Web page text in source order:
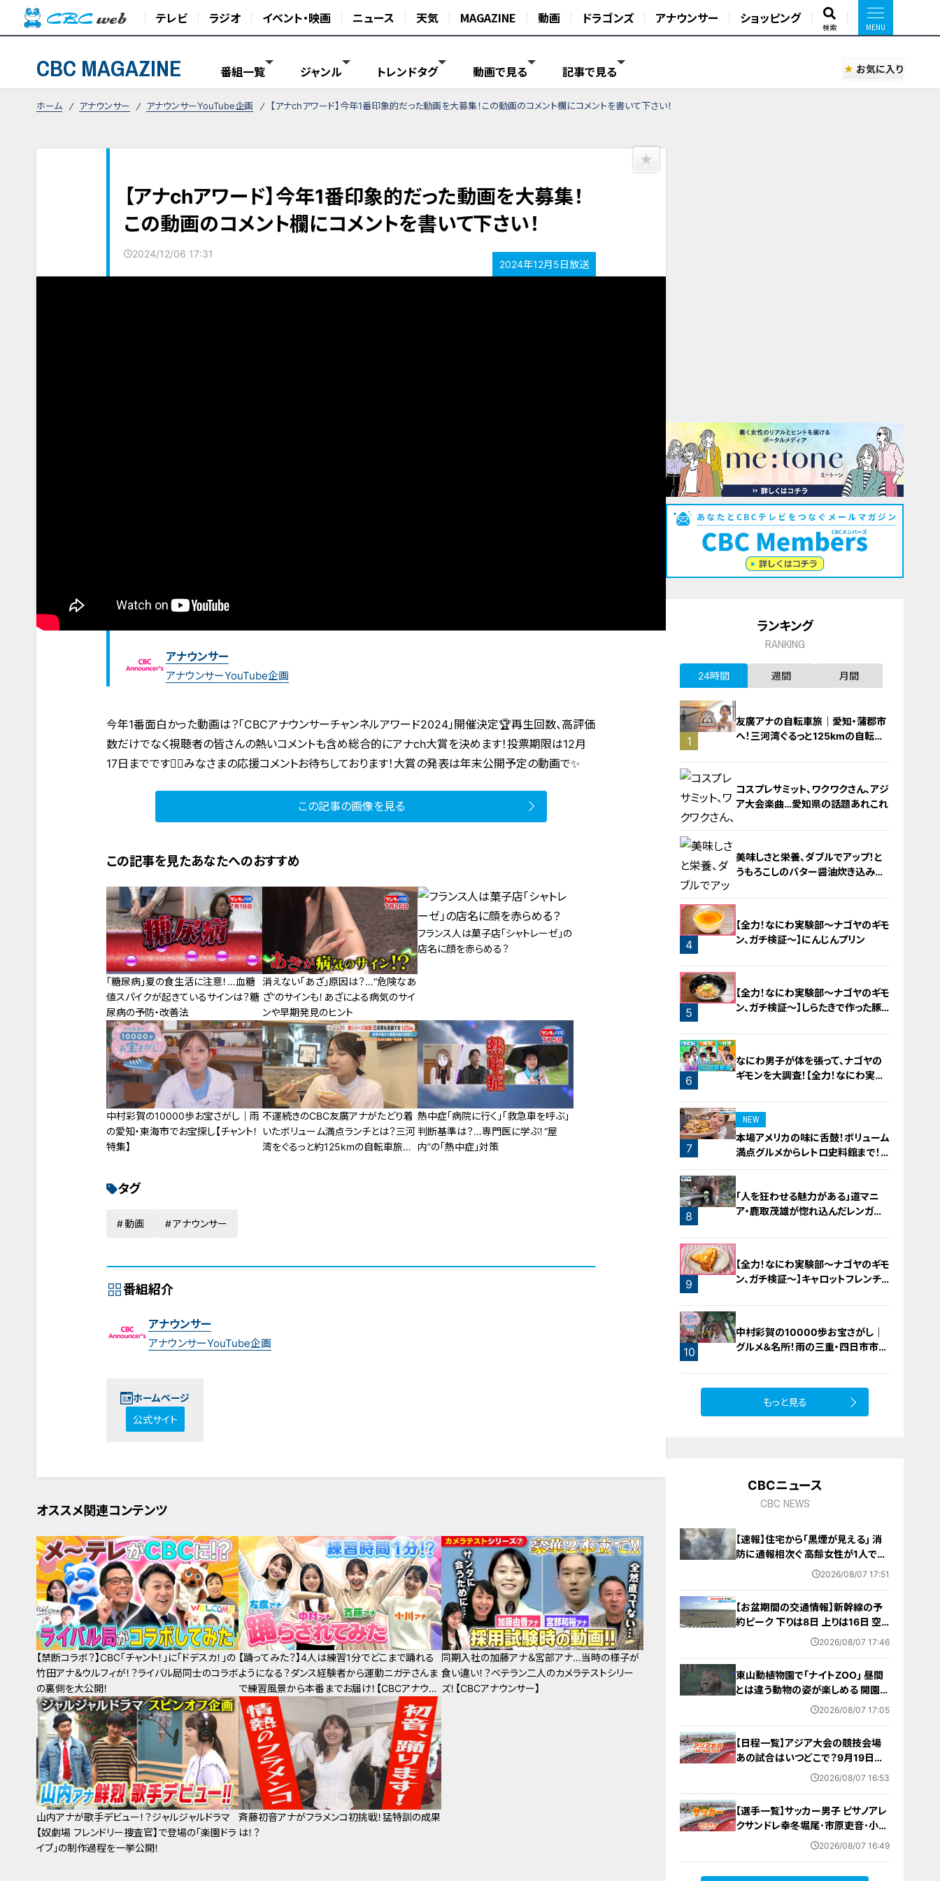
テレビ ラジオ イベント・映画 ニュース 天気 MAGAZINE 動画 ドラゴンズ アナウンサー ショッピング
検索
CBC MAGAZINE 番組一覧 ジャンル トレンドタグ 動画で見る 記事で見る お気に入り
ホーム アナウンサー アナウンサーYouTube企画 【アナchアワード】今年1番印象的だった動画を大募集！この動画のコメント欄にコメントを書いて下さい！
【アナchアワード】今年1番印象的だった動画を大募集！
この動画のコメント欄にコメントを書いて下さい！
2024/12/06 17:31
2024年12月5日放送
アナウンサー
アナウンサーYouTube企画
今年1番面白かった動画は？「CBCアナウンサーチャンネルアワード2024」開催決定🏆再生回数、高評価
数だけでなく視聴者の皆さんの熱いコメントも含め総合的にアナch大賞を決めます！投票期限は12月
17日までです🙇‍♀️みなさまの応援コメントお待ちしております！大賞の発表は年末公開予定の動画で✨
この記事の画像を見る
この記事を見たあなたへのおすすめ
「糖尿病」夏の食生活に注意！…血糖
値スパイクが起きているサインは？糖
尿病の予防・改善法
消えない「あざ」原因は？…“危険なあ
ざ”のサインも！あざによる病気のサイ
ンや早期発見のヒント
フランス人は菓子店「シャトレーゼ」の
店名に顔を赤らめる？
中村彩賀の10000歩お宝さがし｜雨
の愛知・東海市でお宝探し【チャント！
特集】
不運続きのCBC友廣アナがたどり着
いたボリューム満点ランチとは？三河
湾をぐるっと約125kmの自転車旅ス
熱中症「病院に行く」「救急車を呼ぶ」
判断基準は？…専門医に学ぶ！“屋
内”の「熱中症」対策
タグ
動画 アナウンサー
番組紹介
アナウンサー
アナウンサーYouTube企画
ホームページ
公式サイト
オススメ関連コンテンツ
【禁断コラボ？】CBC「チャント！」に「ドデスカ！」の
竹田アナ＆ウルフィが！？ライバル局同士のコラボ
の裏側を大公開！
【踊ってみた？】4人は練習1分でどこまで踊れる
ようになる？ダンス経験者から運動ニガテさんま
で練習風景から本番までお届け！【CBCアナウン
サー】
同期入社の加藤アナ＆宮部アナ…当時の様子が
食い違い！？ベテラン二人のカメラテストシリー
ズ！【CBCアナウンサー】
山内アナが歌手デビュー！？ジャルジャルドラマ
【奴劇場 フレンドリー捜査官】で登場の「楽園ドラ
イブ」の制作過程を一挙公開！
斉藤初音アナがフラメンコ初挑戦！猛特訓の成果
は！？
ランキング
RANKING
24時間 週間 月間
1
友廣アナの自転車旅｜愛知・蒲郡市
へ！三河湾ぐるっと125kmの自転車
2
コスプレサミット、ワクワクさん、アジ
ア大会楽曲…愛知県の話題あれこれ
3
美味しさと栄養、ダブルでアップ！と
うもろこしのバター醤油炊き込みご
4
【全力！なにわ実験部～ナゴヤのギモ
ン、ガチ検証～】にんじんプリン
5
【全力！なにわ実験部～ナゴヤのギモ
ン、ガチ検証～】しらたきで作った豚
6
なにわ男子が体を張って、ナゴヤの
ギモンを大調査！【全力！なにわ実験
7
NEW
本場アメリカの味に舌鼓！ボリューム
満点グルメからレトロ史料館まで！
愛知・東海市の感動スポット3選
8
「人を狂わせる魅力がある」道マニ
ア・鹿取茂雄が惚れ込んだレンガの
9
【全力！なにわ実験部～ナゴヤのギモ
ン、ガチ検証～】キャロットフレンチ
10
中村彩賀の10000歩お宝さがし｜
グルメ＆名所！雨の三重・四日市市で
もっと見る
CBCニュース
CBC NEWS
【速報】住宅から｢黒煙が見える｣ 消
防に通報相次ぐ 高齢女性が1人で住
んでいたか 愛知･西尾市2026/08/07 17:51
【お盆期間の交通情報】新幹線の予
約ピーク 下りは8日 上りは16日 空
の便は台風の影響で7日～8日にか
2026/08/07 17:46
東山動植物園で｢ナイトZOO｣ 昼間
とは違う動物の姿が楽しめる 開園時
間は約3時間半延長 プロジェクショ
2026/08/07 17:05
【日程一覧】アジア大会の競技会場
あの試合はいつどこで？9月19日
（土）～10月4日（日）【アジア大会 ア
更新
2026/08/07 16:53
【選手一覧】サッカー男子 ピサノアレ
クサンドレ幸冬堀尾･市原吏音･小杉
啓太など 日本代表選手【アジア大会
2026/08/07 16:49